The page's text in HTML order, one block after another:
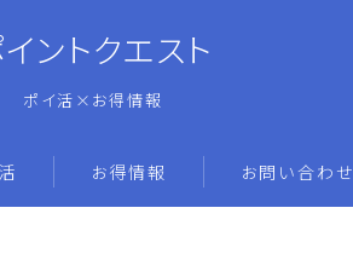
ントクエスト
ポイ活×お得情報
お得情報 お問い合わせ